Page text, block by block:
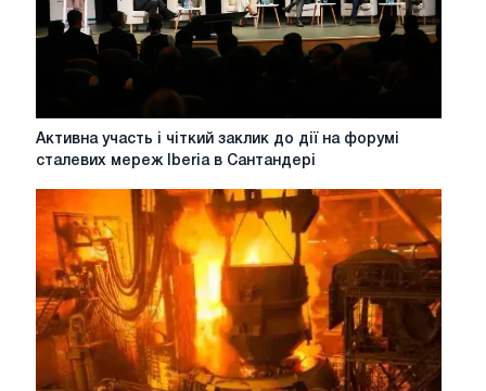
Активна
чіткий
заклик
до
дії
на
форумі
сталевих
мереж
Iberia
Активна участь і чіткий заклик до дії на форумі
сталевих мереж Iberia в Сантандері